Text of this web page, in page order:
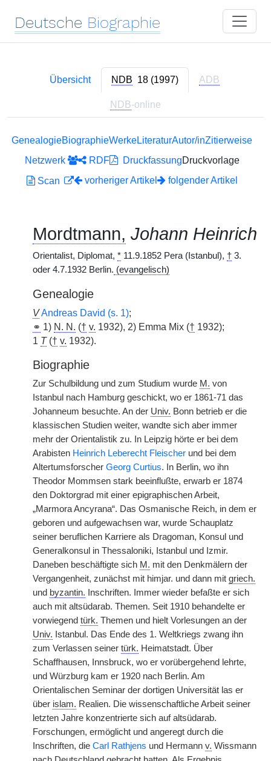
Deutsche Biographie
Übersicht NDB 18 (1997) ADB
NDB-online
GenealogieBiographieWerkeLiteraturAutor/inZitierweise
Netzwerk
RDF DruckfassungDruckvorlage
Scan
vorheriger Artikel folgender Artikel
Mordtmann, Johann Heinrich
Orientalist, Diplomat, * 11.9.1852 Pera (Istanbul), † 3.
oder 4.7.1932 Berlin. (evangelisch)
Genealogie
VAndreas David (s. 1);
⚭ 1) N. N. († v. 1932), 2) Emma Mix († 1932);
1 T(† v. 1932).
Biographie
Zur Schulbildung und zum Studium wurde M. von
Istanbul nach Hamburg geschickt, wo er 1861-71 das
Johanneum besuchte. An der Univ. Bonn betrieb er die
klassischen Studien weiter, wandte sich aber immer
mehr der Orientalistik zu. In Leipzig hörte er bei dem
Arabisten Heinrich Leberecht Fleischer und bei dem
Altertumsforscher Georg Curtius. In Berlin, wo ihn
Theodor Mommsen stark beeinflußte, erwarb er 1874
den Doktorgrad mit einer epigraphischen Arbeit,
„Marmora Ancyrana“. Das Osmanische Reich, in dem er
geboren und aufgewachsen war, wurde Schauplatz
seiner beruflichen Karriere als Dragoman, Konsul und
Generalkonsul in Thessaloniki, Istanbul und Izmir.
Daneben beschäftigte sich M. mit den Denkmälern der
Vergangenheit, zunächst mit himjar. und dann mit griech.
und byzantin. Inschriften. Immer wieder befaßte er sich
auch mit altsüdarab. Themen. Seit 1910 behandelte er
vorwiegend türk. Themen und hielt Vorlesungen an der
Univ. Istanbul. Das Ende des 1. Weltkriegs zwang ihn
zum Verlassen seiner türk. Heimatstadt. Über
Schaffhausen, Innsbruck, wo er vorübergehend lehrte,
und Würzburg kam er 1920 nach Berlin. Am
Orientalischen Seminar der dortigen Universität las er
über islam. Realien. Die wissenschaftliche Arbeit seiner
letzten Jahre konzentrierte sich auf altsüdarab.
Forschungen, ermöglicht und angeregt durch die
Inschriften, die Carl Rathjens und Hermann v. Wissmann